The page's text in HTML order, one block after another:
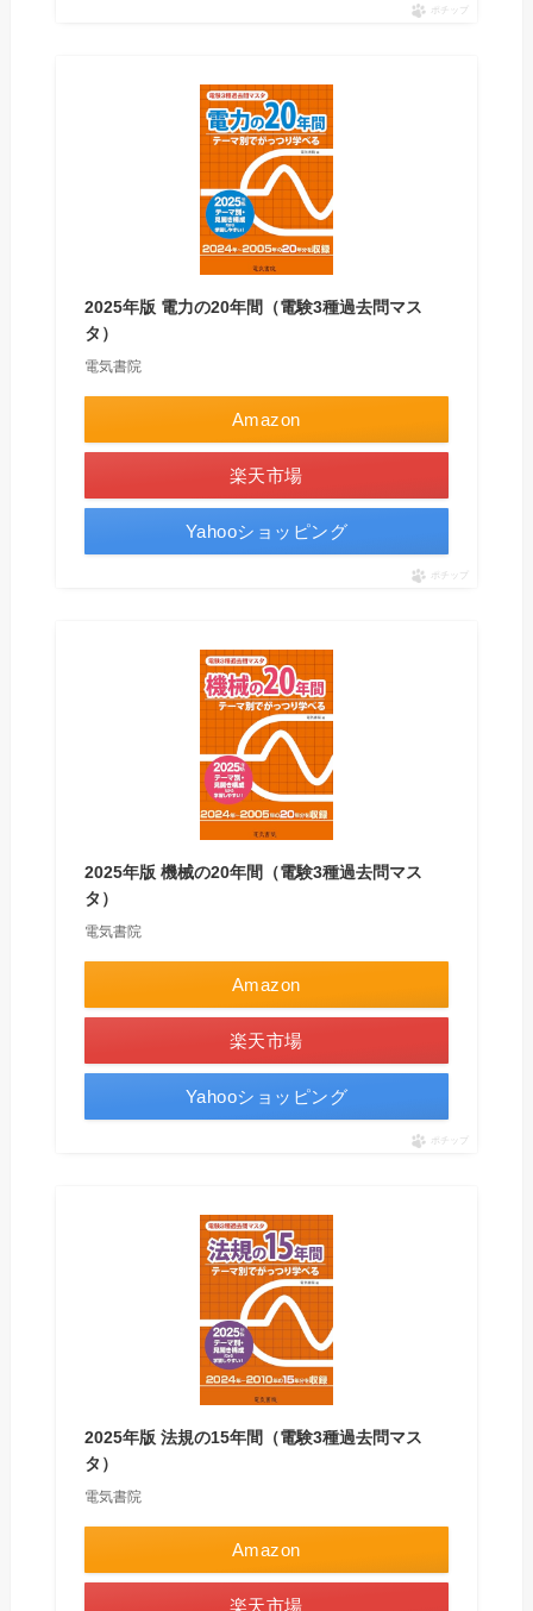
ポチップ
2025年版 電力の20年間（電験3種過去問マス
タ）
電気書院
Amazon
楽天市場
Yahooショッピング
ポチップ
2025年版 機械の20年間（電験3種過去問マス
タ）
電気書院
Amazon
楽天市場
Yahooショッピング
ポチップ
2025年版 法規の15年間（電験3種過去問マス
タ）
電気書院
Amazon
楽天市場